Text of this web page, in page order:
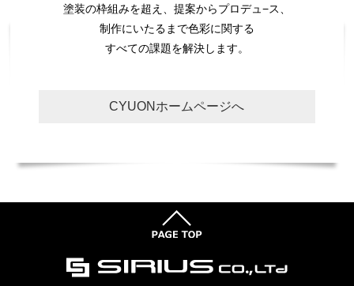
塗装の枠組みを超え、提案からプロデュ−ス、
制作にいたるまで色彩に関する
すべての課題を解決します。
CYUONホームページへ